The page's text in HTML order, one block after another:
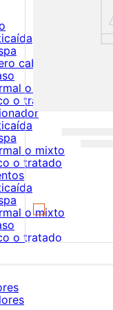
cabelludo sensible
o mixto
o tratado
o mixto
o tratado
o mixto
o tratado